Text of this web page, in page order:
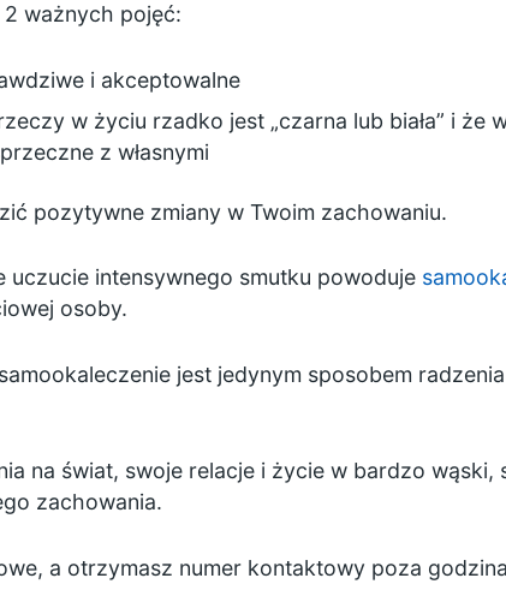
ważnych pojęć:
i akceptowalne
w życiu rzadko jest „czarna lub biała” i że
z własnymi
pozytywne zmiany w Twoim zachowaniu.
uczucie intensywnego smutku powoduje
osoby.
jest jedynym sposobem
na świat, swoje relacje i życie w bardzo wąski,
zachowania.
a otrzymasz numer kontaktowy poza